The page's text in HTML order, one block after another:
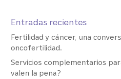
Entradas recientes
Fertilidad y cáncer, una
oncofertilidad.
Servicios complementarios
valen la pena?